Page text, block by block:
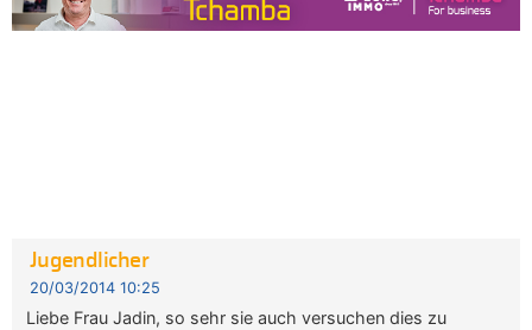
Jugendlicher
20/03/2014 10:25
Liebe Frau Jadin, so sehr sie auch versuchen dies zu